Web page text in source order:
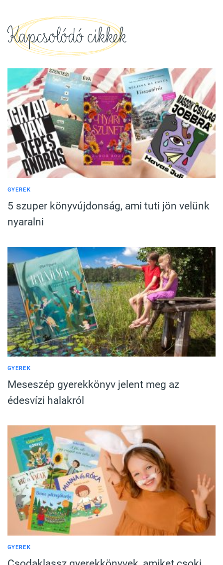
Kapcsolódó cikkek
GYEREK
5 szuper könyvújdonság, ami tuti jön velünk
nyaralni
GYEREK
Meseszép gyerekkönyv jelent meg az
édesvízi halakról
GYEREK